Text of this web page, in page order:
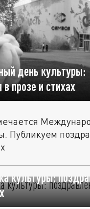
день культуры:
прозе и стихах
Публикуем
культуры: